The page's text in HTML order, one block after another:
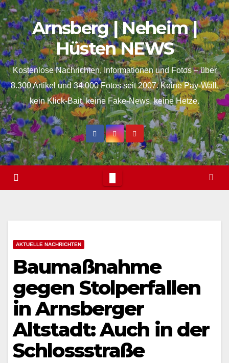
springen
Skip
to
content
Arnsberg | Neheim |
Hüsten NEWS
Kostenlose Nachrichten, Informationen und Fotos – über
8.300 Artikel und 34.000 Fotos seit 2007. Keine Pay-Wall,
kein Klick-Bait, keine Fake-News, keine Hetze.
AKTUELLE NACHRICHTEN
Baumaßnahme
gegen Stolperfallen
in Arnsberger
Altstadt: Auch in der
Schlossstraße